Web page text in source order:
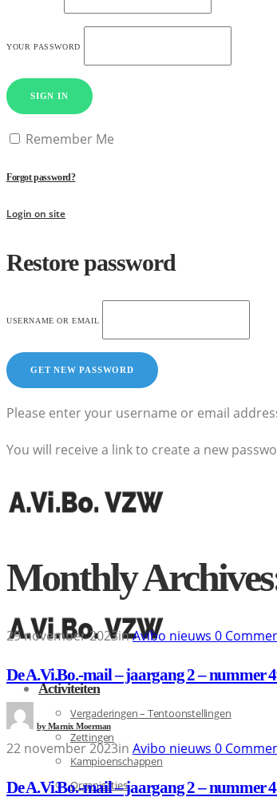
YOUR PASSWORD
SIGN IN
Remember Me
Forgot password?
Login on site
Restore password
USERNAME OR EMAIL
Please enter your username or email
You will receive a link to create a new
Activiteiten
Vergaderingen – Tentoonstellingen
Zettingen
Kampioenschappen
Organisaties
Monthly
29 november 2023inAvibo nieuws 0
De A.Vi.Bo.-mail – jaargang 2 – nummer
byMarnix Moerman
22 november 2023in Avibo nieuws 0
De A.Vi.Bo.-mail – jaargang 2 – nummer